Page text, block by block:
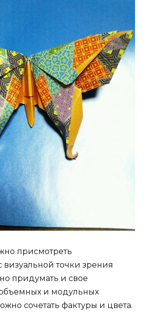
присмотреть
точки зрения
придумать и свое
и модульных
сочетать фактуры и цвета.